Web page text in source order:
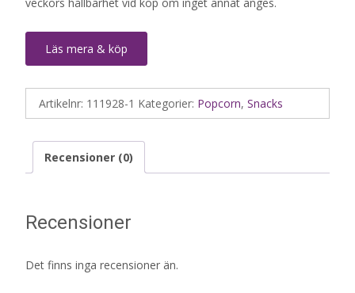
Läs mera & köp
Artikelnr: 111928-1 Kategorier: Popcorn, Snacks
Recensioner (0)
Recensioner
Det finns inga recensioner än.